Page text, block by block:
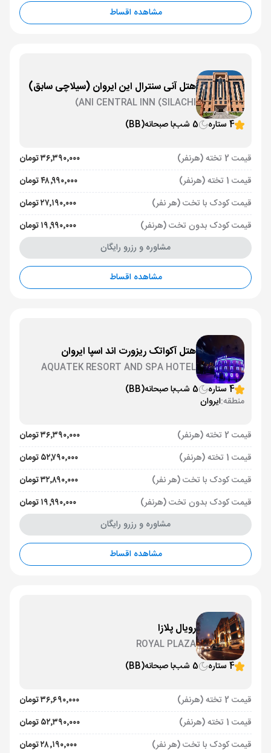
مشاهده اقساط
هتل آنی سنترال این ایروان (سیلاچی سابق)
ANI CENTRAL INN (SILACHI)
4 ستاره
5 شب با صبحانه(BB)
قیمت 2 تخته (هرنفر)
۳۶٬۳۹۰٬۰۰۰ تومان
قیمت 1 تخته (هرنفر)
۴۸٬۹۹۰٬۰۰۰ تومان
قیمت کودک با تخت (هر نفر)
۲۷٬۱۹۰٬۰۰۰ تومان
قیمت کودک بدون تخت (هرنفر)
۱۹٬۹۹۰٬۰۰۰ تومان
مشاوره و رزرو رایگان
مشاهده اقساط
هتل آکواتک ریزورت اند اسپا ایروان
AQUATEK RESORT AND SPA HOTEL
4 ستاره 5 شب با صبحانه(BB)
منطقه:ایروان
قیمت 2 تخته (هرنفر)
۳۶٬۳۹۰٬۰۰۰ تومان
قیمت 1 تخته (هرنفر)
۵۲٬۷۹۰٬۰۰۰ تومان
قیمت کودک با تخت (هر نفر)
۳۲٬۸۹۰٬۰۰۰ تومان
قیمت کودک بدون تخت (هرنفر)
۱۹٬۹۹۰٬۰۰۰ تومان
مشاوره و رزرو رایگان
مشاهده اقساط
رویال پلازا
ROYAL PLAZA
4 ستاره
5 شب با صبحانه(BB)
قیمت 2 تخته (هرنفر)
۳۶٬۶۹۰٬۰۰۰ تومان
قیمت 1 تخته (هرنفر)
۵۲٬۳۹۰٬۰۰۰ تومان
قیمت کودک با تخت (هر نفر)
۲۸٬۱۹۰٬۰۰۰ تومان